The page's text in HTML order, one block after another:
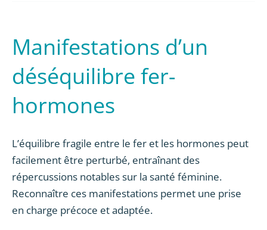
Manifestations d’un
déséquilibre fer-
hormones
L’équilibre fragile entre le fer et les hormones peut
facilement être perturbé, entraînant des
répercussions notables sur la santé féminine.
Reconnaître ces manifestations permet une prise
en charge précoce et adaptée.